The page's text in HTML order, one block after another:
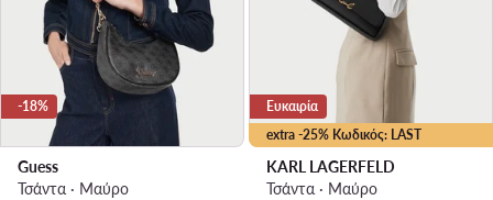
-18%
Guess
Τσάντα · Μαύρο
extra -25% Κωδικός: LAST
Ευκαιρία
KARL LAGERFELD
Τσάντα · Μαύρο